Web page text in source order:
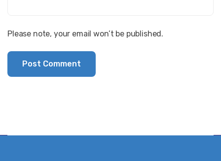
Please note, your email won’t be published.
Post Comment